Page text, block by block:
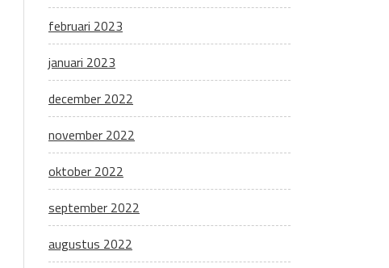
februari 2023
januari 2023
december 2022
november 2022
oktober 2022
september 2022
augustus 2022